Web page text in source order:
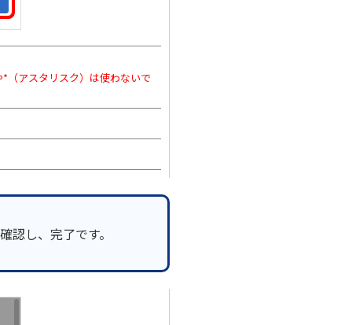
アスタリスク）は使わないで
認し、完了です。